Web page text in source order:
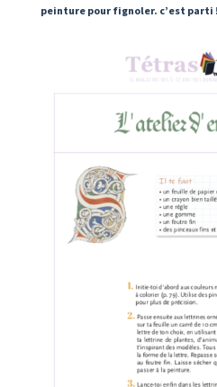
peinture pour fignoler. c’est parti !